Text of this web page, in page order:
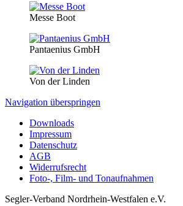
Messe Boot
Pantaenius GmbH
Von der Linden
Navigation überspringen
Downloads
Impressum
Datenschutz
AGB
Widerrufsrecht
Foto-, Film- und Tonaufnahmen
Segler-Verband Nordrhein-Westfalen e.V.